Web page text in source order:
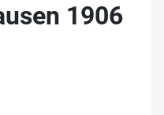
1906